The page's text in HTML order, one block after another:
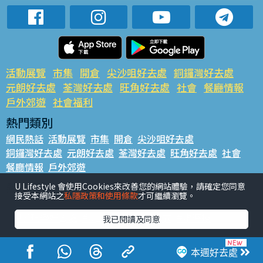
本週好去處
活動展覽 市集 開倉 尖沙咀好去處 銅鑼灣好去處
元朗好去處 荃灣好去處 旺角好去處 社會 餐廳情報
戶外郊遊 社會福利
熱門類別
網民熱話 活動展覽 市集 開倉 尖沙咀好去處
銅鑼灣好去處 元朗好去處 荃灣好去處 旺角好去處 社會
餐廳情報 戶外郊遊
熱門標籤
#UGO搵好去處 #人氣活動推介 #美食社群熱話
#ULifestyle應用程式
#UJetso禮物放送 #ULifestyle商戶中心 #著數 #網絡熱話
香港經濟日報版權所有©2026
U Lifestyle 會使用Cookies來改善您的網站體驗，請確定您同意
接受本網站之私隱政策和使用條款才可繼續瀏覽。
我已閱讀及同意